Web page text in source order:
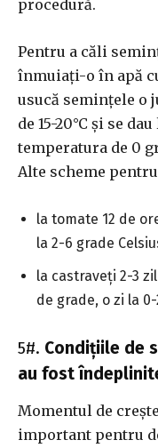
procedură.
Pentru a căli
înmuiați-o în apă
usucă semințele o
de 15-20°C și se
temperatura de 0
Alte scheme
la tomate 12 de
la 2-6 grade
la castraveți 2-3
de grade, o zi la
5#. Condițiile de
au fost
Momentul de
important pentru